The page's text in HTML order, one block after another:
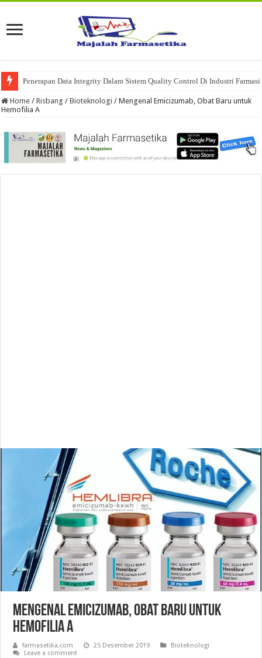
Penerapan Data Integrity Dalam Sistem Quality Control Di Industri Farmasi
Home / Risbang / Bioteknologi / Mengenal Emicizumab, Obat Baru untuk
Hemofilia A
Mengenal Emicizumab, Obat Baru untuk
Hemofilia A
farmasetika.com 25 Desember 2019
Bioteknologi
Leave a comment